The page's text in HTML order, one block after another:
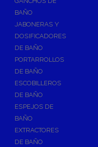
Accesorios y
Calderas y estufas
Sistemas de Energía
Estructuras de
Sistemas de
Sistemas de
Paneles
Inversores
Baterías
BAÑO
JABONERAS Y
DOSIFICADORES
DE BAÑO
PORTARROLLOS
DE BAÑO
ESCOBILLEROS
DE BAÑO
ESPEJOS DE
BAÑO
EXTRACTORES
DE BAÑO